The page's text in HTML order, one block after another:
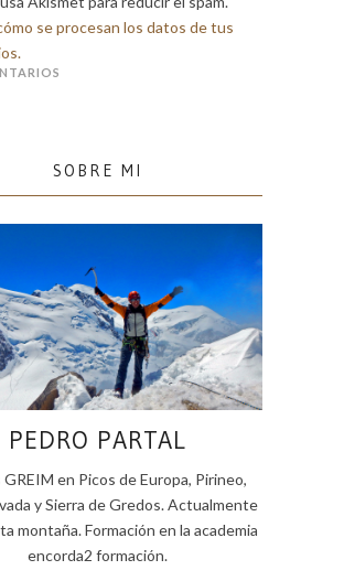
se procesan los datos de tus
SOBRE MI
PEDRO PARTAL
GREIM en Picos de Europa, Pirineo,
y Sierra de Gredos. Actualmente
montaña. Formación en la academia
encorda2 formación.